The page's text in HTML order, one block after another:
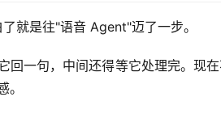
就是往"语音 Agent"迈了一步。
回一句，中间还得等它处理完。